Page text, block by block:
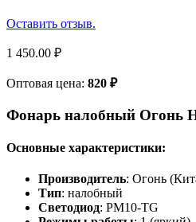
Оставить отзыв.
1 450.00 ₽
Оптовая цена: 820 ₽
Фонарь налобный Огонь
Основные характеристики:
Производитель: Огонь
Тип: налобный
Светодиод: PM10-TG